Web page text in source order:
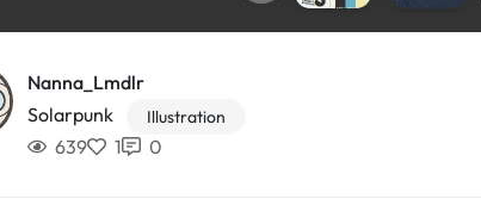
Nanna_Lmdlr
Solarpunk
Illustration
639 1 0